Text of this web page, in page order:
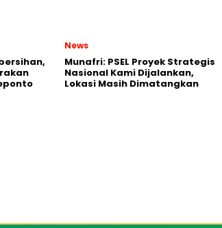
News
Munafri: PSEL Proyek Strategis
Nasional Kami Dijalankan,
Lokasi Masih Dimatangkan